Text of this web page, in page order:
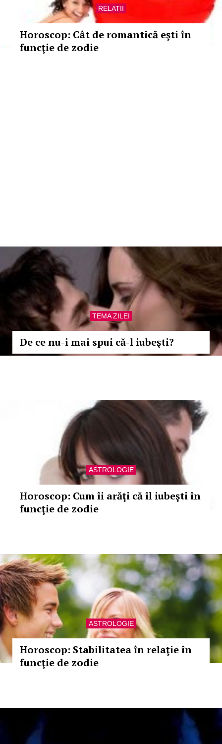
RELATII
Horoscop: Cât de romantică eşti în
funcţie de zodie
TEMA ZILEI
De ce nu-i mai spui că-l iubeşti?
ASTROLOGIE
Horoscop: Cum îi arăţi că îl iubeşti în
funcţie de zodie
ASTROLOGIE
Horoscop: Stabilitatea în relaţie în
funcţie de zodie